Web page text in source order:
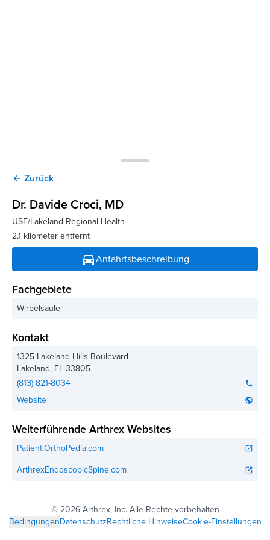
arrow_back Zurück
Dr. Davide Croci, MD
USF/Lakeland Regional Health
2.1 kilometer entfernt
directions_carAnfahrtsbeschreibung
Fachgebiete
Wirbelsäule
Kontakt
1325 Lakeland Hills Boulevard
Lakeland, FL33805
(813) 821-8034
phone
Website public
Weiterführende Arthrex Websites
Patient.OrthoPedia.com open_in_new
ArthrexEndoscopicSpine.com open_in_new
© 2026 Arthrex, Inc. Alle Rechte vorbehalten
BedingungenDatenschutzRechtliche HinweiseCookie-Einstellungen